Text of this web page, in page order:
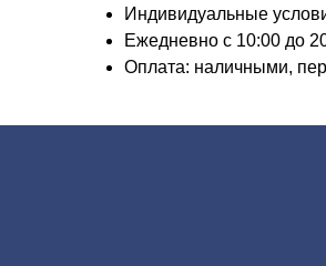
Индивидуальные
Ежедневно с 10:00 до
Оплата: наличными,